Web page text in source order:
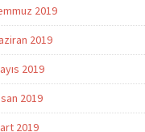
2019
2019
2019
2019
2019